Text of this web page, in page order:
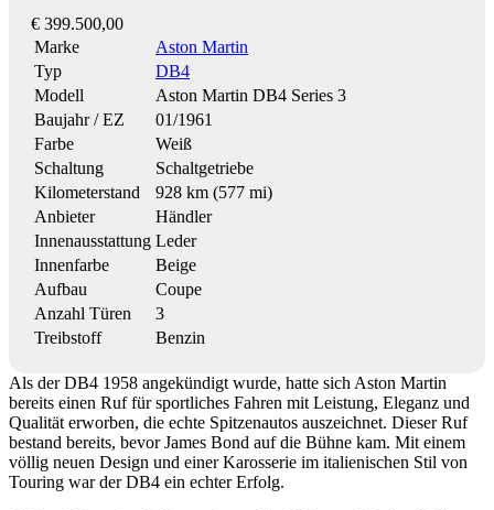
€ 399.500,00
Marke
Aston Martin
Typ
DB4
Modell
Aston Martin DB4 Series 3
Baujahr / EZ
01/1961
Farbe
Weiß
Schaltung
Schaltgetriebe
Kilometerstand
928 km (577 mi)
Anbieter
Händler
Innenausstattung Leder
Innenfarbe
Beige
Aufbau
Coupe
Anzahl Türen
3
Treibstoff
Benzin
Als der DB4 1958 angekündigt wurde, hatte sich Aston Martin
bereits einen Ruf für sportliches Fahren mit Leistung, Eleganz und
Qualität erworben, die echte Spitzenautos auszeichnet. Dieser Ruf
bestand bereits, bevor James Bond auf die Bühne kam. Mit einem
völlig neuen Design und einer Karosserie im italienischen Stil von
Touring war der DB4 ein echter Erfolg.